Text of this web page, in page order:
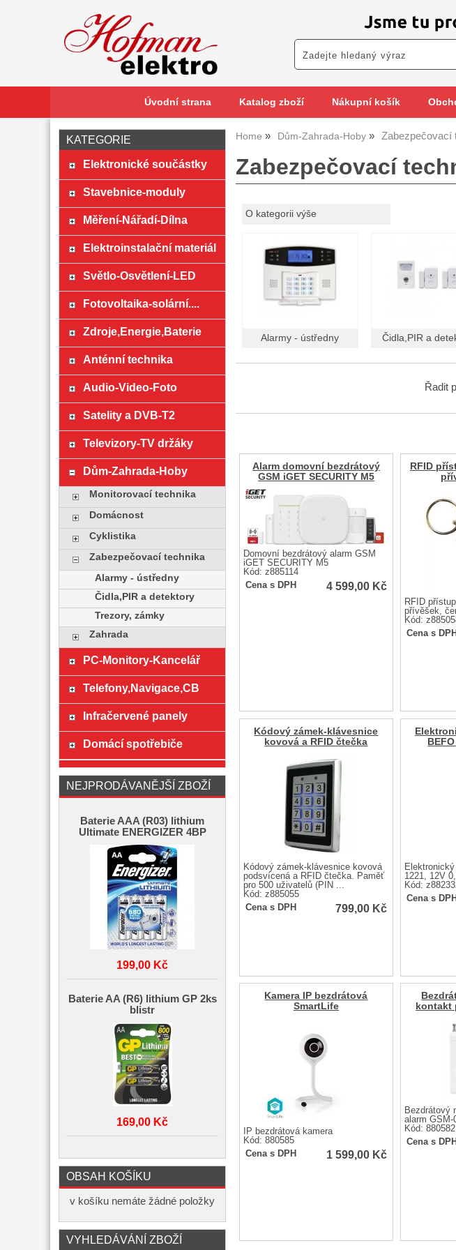
Úvodní strana Katalog zboží Nákupní košík
Home Dům-Zahrada-Hoby Zabezpečovací
Zabezpečovací
O kategorii výše
Alarmy - ústředny Čidla,PIR a
Řadit
Alarm domovní bezdrátový
GSM iGET SECURITY M5
Domovní bezdrátový alarm GSM
iGET SECURITY M5
Kód: z885114
Cena s DPH
4 599,00 Kč
RFID
RFID
přívěšek,
Kód:
Cena s DPH
Kódový zámek-klávesnice
kovová a RFID čtečka
Kódový zámek-klávesnice kovová
podsvícená a RFID čtečka. Paměť
pro 500 uživatelů (PIN ...
Kód: z885055
Cena s DPH
799,00 Kč
1221, 12V
Kód:
Cena s DPH
Kamera IP bezdrátová
SmartLife
IP bezdrátová kamera
Kód: 880585
Cena s DPH
1 599,00 Kč
kontakt
Bezdrátový
alarm GSM-
Kód: 880582
Cena s DPH
KATEGORIE
Elektronické součástky
Stavebnice-moduly
Měření-Nářadí-Dílna
Elektroinstalační materiál
Světlo-Osvětlení-LED
Fotovoltaika-solární....
Zdroje,Energie,Baterie
Anténní technika
Audio-Video-Foto
Satelity a DVB-T2
Televizory-TV držáky
Dům-Zahrada-Hoby
Monitorovací technika
Domácnost
Cyklistika
Zabezpečovací technika
Alarmy - ústředny
Čidla,PIR a detektory
Trezory, zámky
Zahrada
PC-Monitory-Kancelář
Telefony,Navigace,CB
Infračervené panely
Domácí spotřebiče
NEJPRODÁVANĚJŠÍ ZBOŽÍ
Baterie AAA (R03) lithium
Ultimate ENERGIZER 4BP
199,00 Kč
Baterie AA (R6) lithium GP 2ks
blistr
169,00 Kč
OBSAH KOŠÍKU
v košíku nemáte žádné položky
VYHLEDÁVÁNÍ ZBOŽÍ